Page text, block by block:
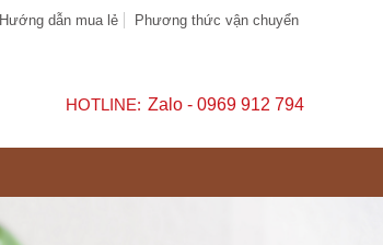
HOTLINE: Zalo - 0969 912 794
Hướng dẫn mua lẻ Phương thức vận chuyển